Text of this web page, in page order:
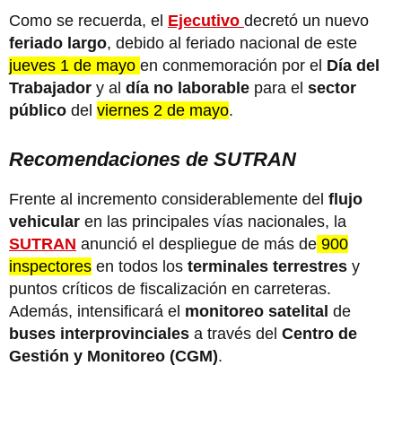
Como se recuerda, el Ejecutivo decretó un nuevo
feriado largo, debido al feriado nacional de este
jueves 1 de mayo en conmemoración por el Día del
Trabajador y al día no laborable para el sector
público del viernes 2 de mayo.
Recomendaciones de SUTRAN
Frente al incremento considerablemente del flujo
vehicular en las principales vías nacionales, la
SUTRAN anunció el despliegue de más de 900
inspectores en todos los terminales terrestres y
puntos críticos de fiscalización en carreteras.
Además, intensificará el monitoreo satelital de
buses interprovinciales a través del Centro de
Gestión y Monitoreo (CGM).